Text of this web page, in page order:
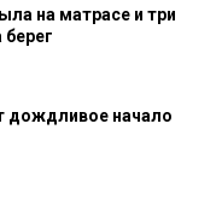
на матрасе и три
дождливое начало